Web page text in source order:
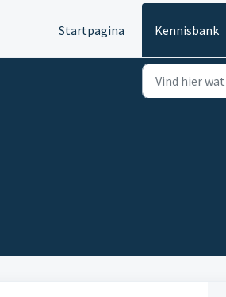
Startpagina Kennisbank